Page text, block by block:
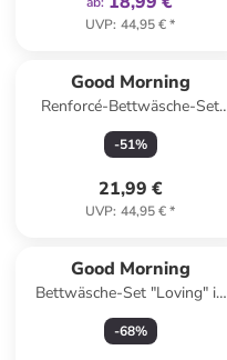
UVP: 44,95 €*
Good Morning
Renforcé-Bettwäsche-Set
"Madeleine" in Weiß/ Beige
-51%
21,99 €
UVP: 44,95 €*
Good Morning
Bettwäsche-Set "Loving" in
Grün
-68%